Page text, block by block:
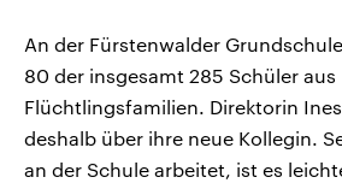
An der Fürstenwalder
80 der insgesamt 285 Schüler aus
Flüchtlingsfamilien. Direktorin
deshalb über ihre neue Kollegin.
an der Schule arbeitet, ist es